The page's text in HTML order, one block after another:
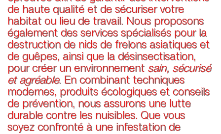
de haute qualité et de sécuriser votre
habitat ou lieu de travail. Nous proposons
également des services spécialisés pour la
destruction de nids de frelons asiatiques et
de guêpes, ainsi que la désinsectisation,
pour créer un environnement sain, sécurisé
et agréable. En combinant techniques
modernes, produits écologiques et conseils
de prévention, nous assurons une lutte
durable contre les nuisibles. Que vous
soyez confronté à une infestation de